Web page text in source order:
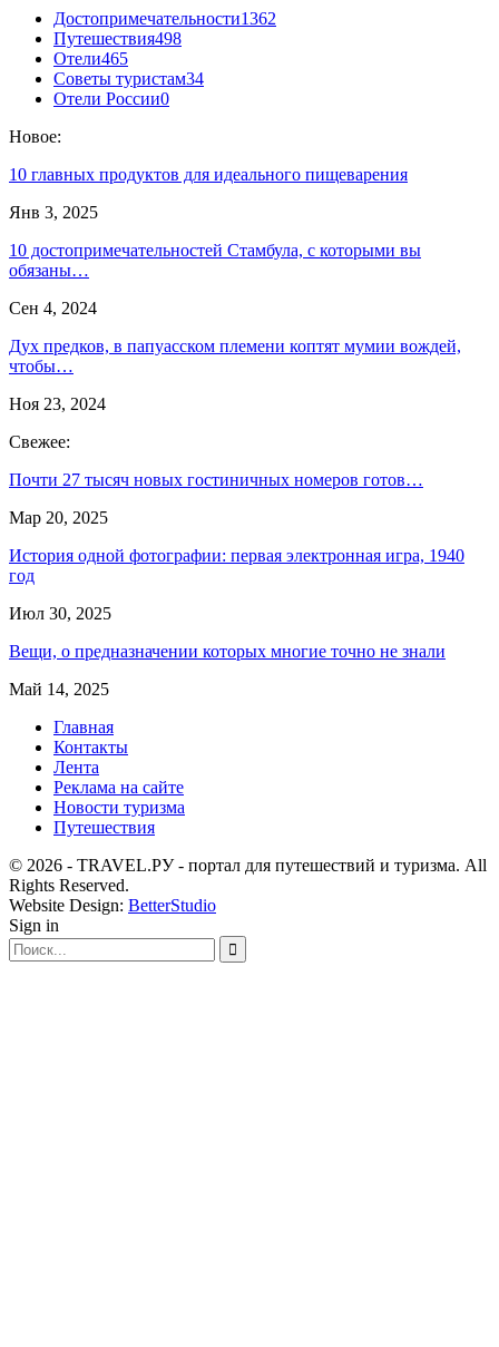
Достопримечательности1362
Путешествия498
Отели465
Советы туристам34
Отели России0
Новое:
10 главных продуктов для идеального пищеварения
Янв 3, 2025
10 достопримечательностей Стамбула, с которыми вы
обязаны…
Сен 4, 2024
Дух предков, в папуасском племени коптят мумии вождей,
чтобы…
Ноя 23, 2024
Свежее:
Почти 27 тысяч новых гостиничных номеров готов…
Мар 20, 2025
История одной фотографии: первая электронная игра, 1940
год
Июл 30, 2025
Вещи, о предназначении которых многие точно не знали
Май 14, 2025
Главная
Контакты
Лента
Реклама на сайте
Новости туризма
Путешествия
© 2026 - TRAVEL.РУ - портал для путешествий и туризма. All
Rights Reserved.
Website Design: BetterStudio
Sign in